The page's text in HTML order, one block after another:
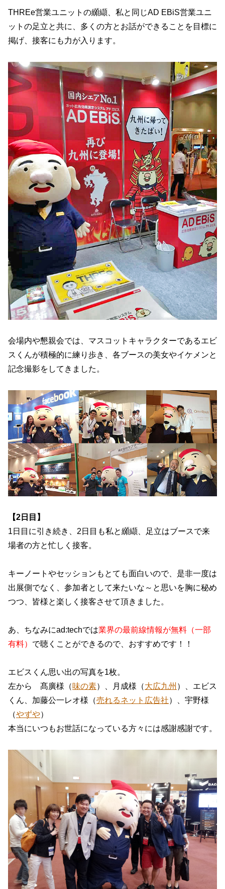
THREe営業ユニットの纐纈、私と同じAD EBiS営業ユニ
ットの足立と共に、多くの方とお話ができることを目標に
掲げ、接客にも力が入ります。
会場内や懇親会では、マスコットキャラクターであるエビ
スくんが積極的に練り歩き、各ブースの美女やイケメンと
記念撮影をしてきました。
【2日目】
1日目に引き続き、2日目も私と纐纈、足立はブースで来
場者の方と忙しく接客。
キーノートやセッションもとても面白いので、是非一度は
出展側でなく、参加者として来たいな～と思いを胸に秘め
つつ、皆様と楽しく接客させて頂きました。
あ、ちなみにad:techでは業界の最前線情報が無料（一部
有料） で聴くことができるので、おすすめです！！
エビスくん思い出の写真を1枚。
左から 髙廣様（味の素）、月成様（大広九州 ）、エビス
くん、加藤公一レオ様（売れるネット広告社）、宇野様
（やずや）
本当にいつもお世話になっている方々には感謝感謝です。